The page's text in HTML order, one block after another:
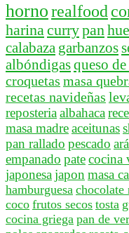
hornorealfood
harinacurrypan
calabaza garbanzos
albóndigasqueso de
croquetas masa
recetas navideñas
reposteria albahaca
masa madreaceitunas
pan rallado pescado
empanado patecocina
japonesa japon masa
hamburguesa chocolate
coco frutos secos tosta
cocina griega pan de